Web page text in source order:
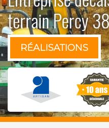
terrain Percy
RÉALISATIONS